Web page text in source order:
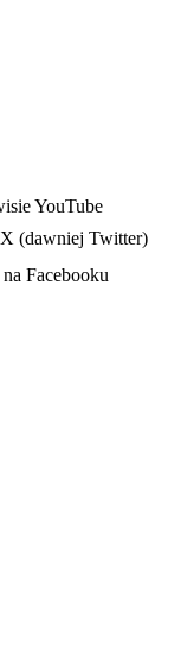
YouTube
(dawniej Twitter)
Facebooku